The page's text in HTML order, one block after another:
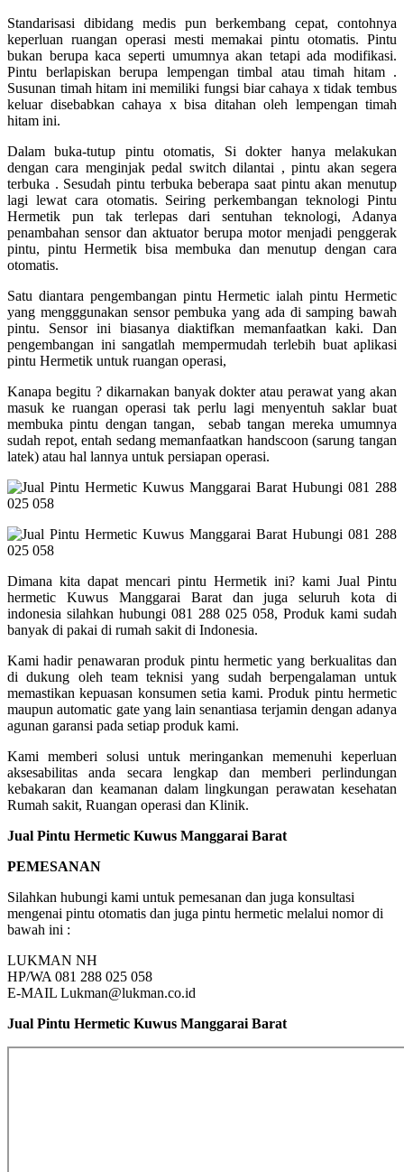
Standarisasi dibidang medis pun berkembang cepat, contohnya
keperluan ruangan operasi mesti memakai pintu otomatis. Pintu
bukan berupa kaca seperti umumnya akan tetapi ada modifikasi.
Pintu berlapiskan berupa lempengan timbal atau timah hitam .
Susunan timah hitam ini memiliki fungsi biar cahaya x tidak tembus
keluar disebabkan cahaya x bisa ditahan oleh lempengan timah
hitam ini.
Dalam buka-tutup pintu otomatis, Si dokter hanya melakukan
dengan cara menginjak pedal switch dilantai , pintu akan segera
terbuka . Sesudah pintu terbuka beberapa saat pintu akan menutup
lagi lewat cara otomatis. Seiring perkembangan teknologi Pintu
Hermetik pun tak terlepas dari sentuhan teknologi, Adanya
penambahan sensor dan aktuator berupa motor menjadi penggerak
pintu, pintu Hermetik bisa membuka dan menutup dengan cara
otomatis.
Satu diantara pengembangan pintu Hermetic ialah pintu Hermetic
yang mengggunakan sensor pembuka yang ada di samping bawah
pintu. Sensor ini biasanya diaktifkan memanfaatkan kaki. Dan
pengembangan ini sangatlah mempermudah terlebih buat aplikasi
pintu Hermetik untuk ruangan operasi,
Kanapa begitu ? dikarnakan banyak dokter atau perawat yang akan
masuk ke ruangan operasi tak perlu lagi menyentuh saklar buat
membuka pintu dengan tangan, sebab tangan mereka umumnya
sudah repot, entah sedang memanfaatkan handscoon (sarung tangan
latek) atau hal lannya untuk persiapan operasi.
Dimana kita dapat mencari pintu Hermetik ini? kami Jual Pintu
hermetic Kuwus Manggarai Barat dan juga seluruh kota di
indonesia silahkan hubungi 081 288 025 058, Produk kami sudah
banyak di pakai di rumah sakit di Indonesia.
Kami hadir penawaran produk pintu hermetic yang berkualitas dan
di dukung oleh team teknisi yang sudah berpengalaman untuk
memastikan kepuasan konsumen setia kami. Produk pintu hermetic
maupun automatic gate yang lain senantiasa terjamin dengan adanya
agunan garansi pada setiap produk kami.
Kami memberi solusi untuk meringankan memenuhi keperluan
aksesabilitas anda secara lengkap dan memberi perlindungan
kebakaran dan keamanan dalam lingkungan perawatan kesehatan
Rumah sakit, Ruangan operasi dan Klinik.
Jual Pintu Hermetic Kuwus Manggarai Barat
PEMESANAN
Silahkan hubungi kami untuk pemesanan dan juga konsultasi
mengenai pintu otomatis dan juga pintu hermetic melalui nomor di
bawah ini :
LUKMAN NH
HP/WA 081 288 025 058
E-MAIL Lukman@lukman.co.id
Jual Pintu Hermetic Kuwus Manggarai Barat